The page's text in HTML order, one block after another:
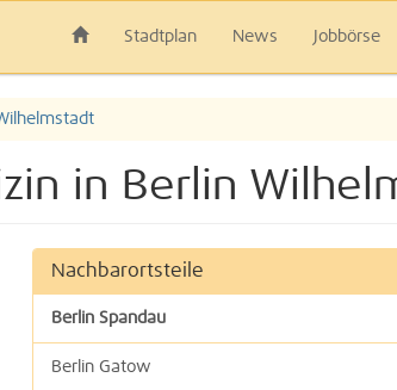
Stadtplan News Jobbörse
in Berlin
Nachbarortsteile
Berlin Spandau
Berlin Gatow